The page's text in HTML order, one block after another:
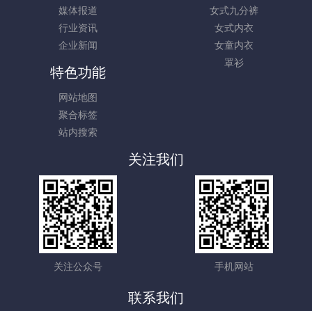
女式九分裤
女式内衣
女童内衣
罩衫
媒体报道
行业资讯
企业新闻
特色功能
网站地图
聚合标签
站内搜索
关注我们
关注公众号 手机网站
联系我们